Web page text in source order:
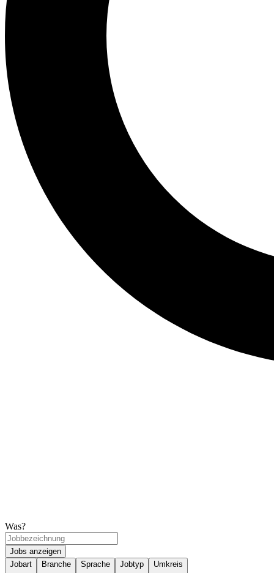
Was?
Jobs anzeigen
Jobart
Branche Sprache Jobtyp Umkreis